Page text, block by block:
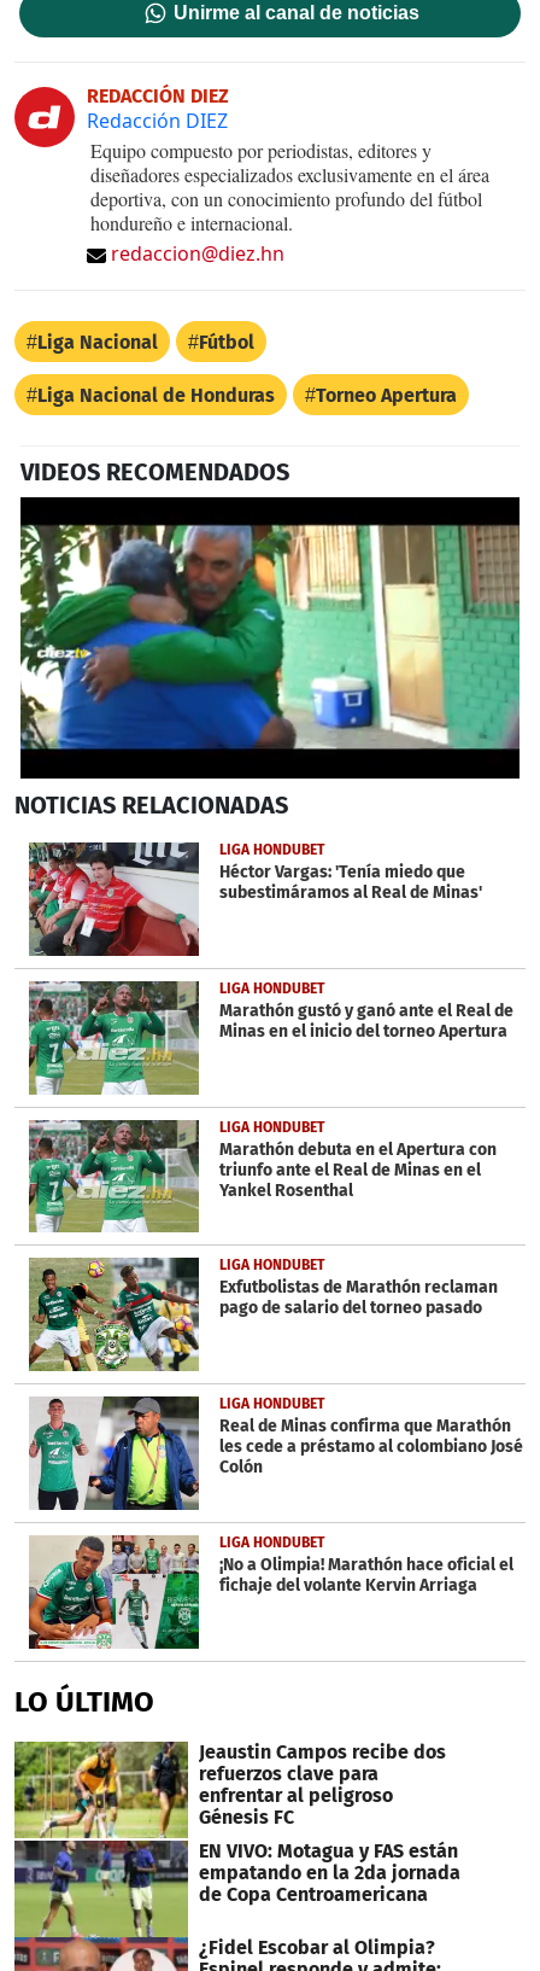
Unirme al canal de noticias
REDACCIÓN DIEZ
Redacción DIEZ
Equipo compuesto por periodistas, editores y
diseñadores especializados exclusivamente en el área
deportiva, con un conocimiento profundo del fútbol
hondureño e internacional.
redaccion@diez.hn
Liga Nacional Fútbol
Liga Nacional de Honduras Torneo Apertura
VIDEOS RECOMENDADOS
seconds
50
seconds
NOTICIAS RELACIONADAS
LIGA HONDUBET
Héctor Vargas: 'Tenía miedo que
subestimáramos al Real de Minas'
LIGA HONDUBET
Marathón gustó y ganó ante el Real de
Minas en el inicio del torneo Apertura
LIGA HONDUBET
Marathón debuta en el Apertura con
triunfo ante el Real de Minas en el
Yankel Rosenthal
LIGA HONDUBET
Exfutbolistas de Marathón reclaman
pago de salario del torneo pasado
LIGA HONDUBET
Real de Minas confirma que Marathón
les cede a préstamo al colombiano José
Colón
LIGA HONDUBET
¡No a Olimpia! Marathón hace oficial el
fichaje del volante Kervin Arriaga
LO ÚLTIMO
Jeaustin Campos recibe dos
refuerzos clave para
enfrentar al peligroso
Génesis FC
EN VIVO: Motagua y FAS están
empatando en la 2da jornada
de Copa Centroamericana
¿Fidel Escobar al Olimpia?